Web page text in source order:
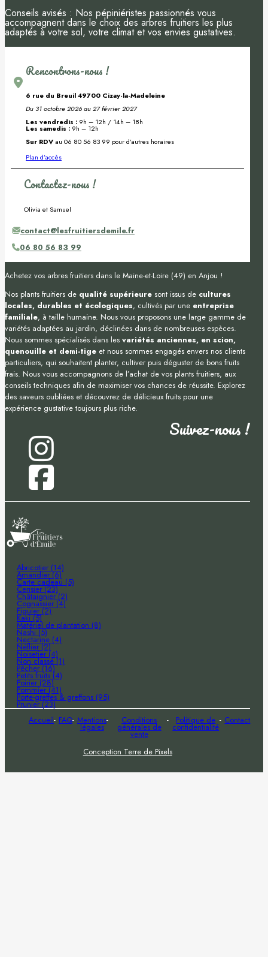
Conseils avisés : Nos pépiniéristes passionnés vous
accompagnent dans le choix des arbres fruitiers les plus
adaptés à votre sol, votre climat et vos envies gustatives.
Rencontrons-nous !
6 rue du Breuil 49700 Cizay-la-Madeleine
Du 31 octobre 2026 au 27 février 2027
Les vendredis : 9h – 12h / 14h – 18h
Les samedis : 9h – 12h
Sur RDVau 06 80 56 83 99 pour d’autres horaires
Plan d’accès
Contactez-nous !
Olivia et Samuel
contact@lesfruitiersdemile.fr
06 80 56 83 99
Achetez vos arbres fruitiers dans le Maine-et-Loire (49) en Anjou !
Nos plants fruitiers de qualité supérieure sont issus de cultures
locales, durables et écologiques, cultivés par une entreprise
familiale, à taille humaine. Nous vous proposons une large gamme de
variétés adaptées au jardin, déclinées dans de nombreuses espèces.
Nous sommes spécialisés dans les variétés anciennes, en scion,
quenouille et demi-tige et nous sommes engagés envers nos clients
particuliers, qui souhaitent planter, cultiver puis déguster de bons fruits
frais. Nous vous accompagnons de l’achat de vos plants fruitiers, aux
conseils techniques afin de maximiser vos chances de réussite. Explorez
des saveurs oubliées et découvrez de délicieux fruits pour une
expérience gustative toujours plus riche.
Suivez-nous !
Abricotier (14)
Amandier (6)
Carte cadeau (5)
Cerisier (23)
Châtaignier (2)
Cognassier (4)
Figuier (2)
Kaki (5)
Matériel de plantation (8)
Nashi (5)
Nectarine (4)
Néflier (2)
Noisetier (4)
Non classé (1)
Pêcher (16)
Petits fruits (4)
Poirier (28)
Pommier (41)
Porte-greffes & greffons (95)
Prunier (23)
Accueil FAQ Mentions
légales
Conditions
générales de
vente
Politique de
confidentialité
Contact
Conception Terre de Pixels